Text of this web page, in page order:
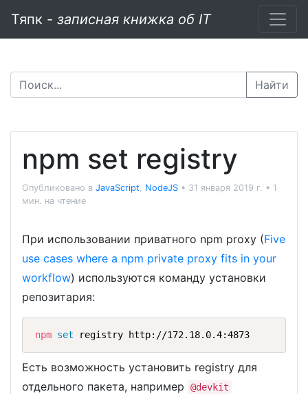
Тяпк - записная книжка об IT
Найти
npm set registry
Опубликовано в JavaScript, NodeJS • 31 января 2019 г. • 1
мин. на чтение
При использовании приватного npm proxy (Five
use cases where a npm private proxy fits in your
workflow) используются команду установки
репозитария:
npm set registry http://172.18.0.4:4873
Есть возможность установить registry для
отдельного пакета, например
@devkit